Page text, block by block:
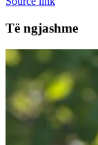
Të ngjashme